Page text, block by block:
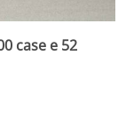
case e 52